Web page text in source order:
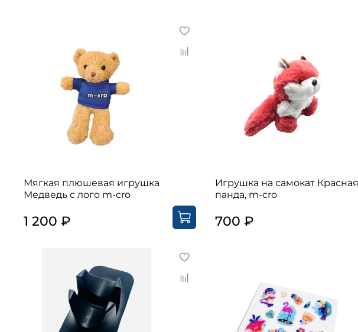
Мягкая плюшевая игрушка
Медведь с лого m-cro
1 200 ₽
Игрушка на самокат Красная
панда, m-cro
700 ₽